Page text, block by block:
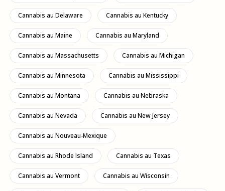
Cannabis au Delaware Cannabis au Kentucky
Cannabis au Maine Cannabis au Maryland
Cannabis au Massachusetts Cannabis au Michigan
Cannabis au Minnesota Cannabis au Mississippi
Cannabis au Montana Cannabis au Nebraska
Cannabis au Nevada Cannabis au New Jersey
Cannabis au Nouveau-Mexique
Cannabis au Rhode Island Cannabis au Texas
Cannabis au Vermont Cannabis au Wisconsin